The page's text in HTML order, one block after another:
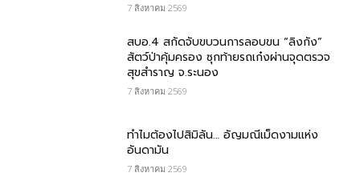
7 สิงหาคม 2569
สบอ.4 สกัดจับขบวนการลอบขน “ลิงกัง”
สัตว์ป่าคุ้มครอง ซุกท้ายรถเก๋งผ่านจุดตรวจ
สุขสำราญ จ.ระนอง
7 สิงหาคม 2569
ทำไมต้องไปสิมิลัน… อัญมณีเม็ดงามแห่ง
อันดามัน
7 สิงหาคม 2569